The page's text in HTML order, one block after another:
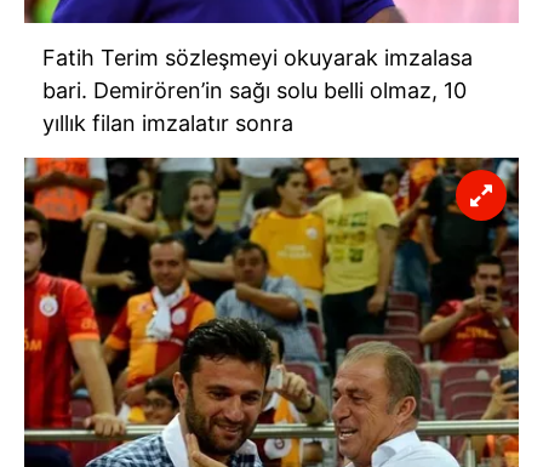
vasıtasıyla belirleyebilirsiniz. Çerezlere ilişkin detaylı bilgi
için Ayarlar butonuna tıklayabilir, Çerez Bilgilendirme
ziyaret edebilirsiniz.
6698 sayılı Kişisel Verilerin Korunması Kanunu uyarınca
hazırlanmış Aydınlatma Metnimizi okumak ve sitemizde
ilgili mevzuata uygun olarak kullanılan çerezlerle ilgili bilgi
almak için lütfentıklayınız.
Fatih Terim sözleşmeyi okuyarak imzalasa
bari. Demirören’in sağı solu belli olmaz, 10
yıllık filan imzalatır sonra